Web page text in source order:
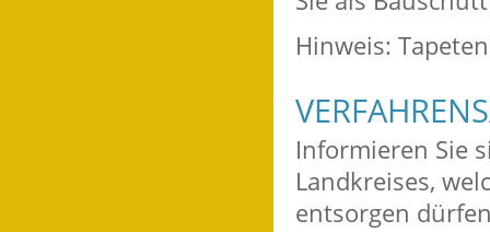
Hinweis:
Informieren Sie
Landkreises,
entsorgen